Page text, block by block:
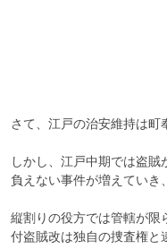
さて、江戸の治安維持は町
しかし、江戸中期では盗
負えない事件が増えていき
縦割りの役方では管轄が限
付盗賊改は独自の捜査権と